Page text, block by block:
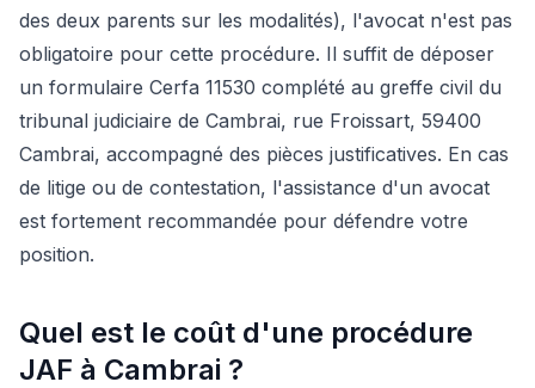
des deux parents sur les modalités), l'avocat n'est pas
obligatoire pour cette procédure. Il suffit de déposer
un formulaire Cerfa 11530 complété au greffe civil du
tribunal judiciaire de Cambrai, rue Froissart, 59400
Cambrai, accompagné des pièces justificatives. En cas
de litige ou de contestation, l'assistance d'un avocat
est fortement recommandée pour défendre votre
position.
Quel est le coût d'une procédure
JAF à Cambrai ?